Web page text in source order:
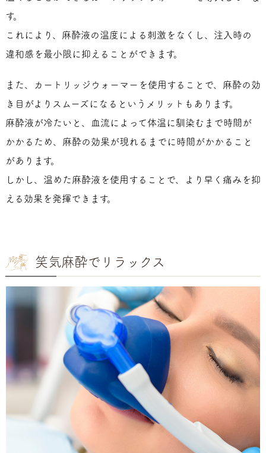
す。
これにより、麻酔液の温度による刺激をなくし、注入時の
違和感を最小限に抑えることができます。
また、カートリッジウォーマーを使用することで、麻酔の効
き目がよりスムーズになるというメリットもあります。
麻酔液が冷たいと、血流によって体温に馴染むまで時間が
かかるため、麻酔の効果が現れるまでに時間がかかること
があります。
しかし、温めた麻酔液を使用することで、より早く痛みを抑
える効果を発揮できます。
笑気麻酔でリラックス